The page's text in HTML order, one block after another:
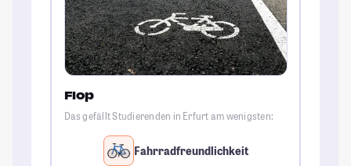
Flop
Das gefällt Studierenden in Erfurt am wenigsten:
Fahrradfreundlichkeit